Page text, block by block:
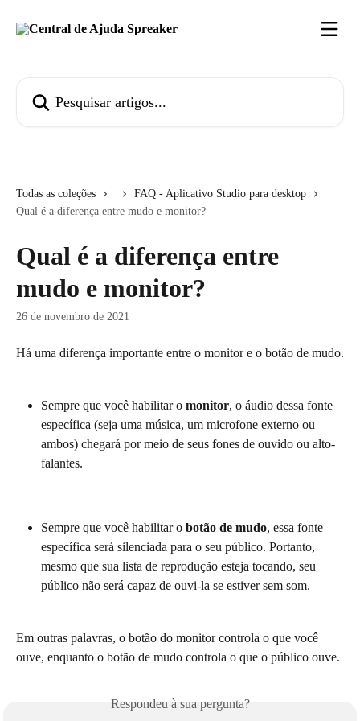
Todas as coleções
FAQ - Aplicativo Studio para desktop
Qual é a diferença entre mudo e monitor?
Qual é a diferença entre
mudo e monitor?
26 de novembro de 2021
Há uma diferença importante entre o monitor e o botão de mudo.
Sempre que você habilitar o monitor, o áudio dessa fonte
específica (seja uma música, um microfone externo ou
ambos) chegará por meio de seus fones de ouvido ou alto-
falantes.
Sempre que você habilitar o botão de mudo, essa fonte
específica será silenciada para o seu público. Portanto,
mesmo que sua lista de reprodução esteja tocando, seu
público não será capaz de ouvi-la se estiver sem som.
Em outras palavras, o botão do monitor controla o que você
ouve, enquanto o botão de mudo controla o que o público ouve.
Respondeu à sua pergunta?